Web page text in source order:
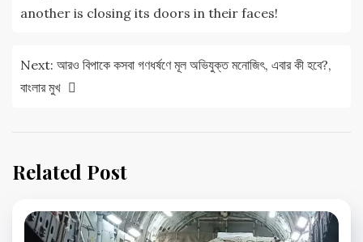
another is closing its doors in their faces!
Next: আরও বিপাকে কসবা গণধর্ষণে মূল অভিযুক্ত মনোজিৎ, এবার কী হবে?,
বাংলার মুখ
Related Post